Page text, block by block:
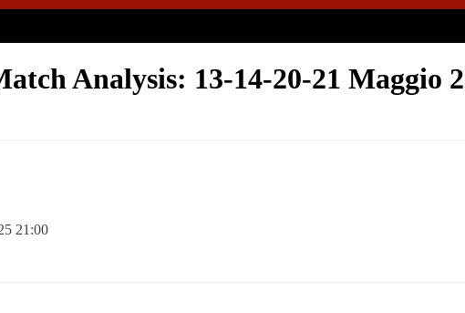
Analysis: 13-14-20-21 Maggio
21:00